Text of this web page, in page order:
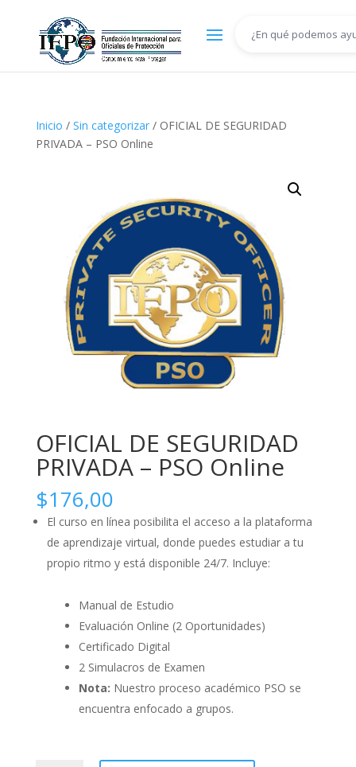
Inicio / Sin categorizar/ OFICIAL DE SEGURIDAD
PRIVADA – PSO Online
OFICIAL DE SEGURIDAD
PRIVADA – PSO Online
$176,00
El curso en línea posibilita el acceso a la plataforma
de aprendizaje virtual, donde puedes estudiar a tu
propio ritmo y está disponible 24/7. Incluye:
Manual de Estudio
Evaluación Online (2 Oportunidades)
Certificado Digital
2 Simulacros de Examen
Nota: Nuestro proceso académico PSO se
encuentra enfocado a grupos.